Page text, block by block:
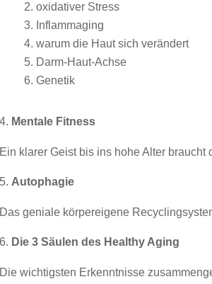
oxidativer Stress
Inflammaging
warum die Haut sich verändert
Darm-Haut-Achse
Genetik
Mentale Fitness
Ein klarer Geist bis ins hohe Alter braucht
Autophagie
Das geniale körpereigene
Die 3 Säulen des Healthy Aging
Die wichtigsten Erkenntnisse